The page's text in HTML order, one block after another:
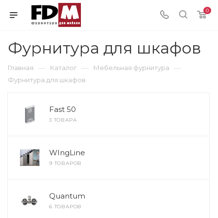
0
Фурнитура для шкафов
Главная — Каталог — Мебельная фурнитура —
Фурнитура для шкафов
Fast 50
3 ТОВАРА
WIngLine
9 ТОВАРОВ
Quantum
6 ТОВАРОВ